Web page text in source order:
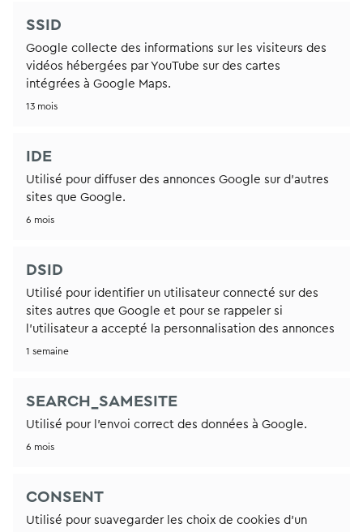
SSID
Google collecte des informations sur les visiteurs des
vidéos hébergées par YouTube sur des cartes
intégrées à Google Maps.
13 mois
IDE
Utilisé pour diffuser des annonces Google sur d'autres
sites que Google.
6 mois
DSID
Utilisé pour identifier un utilisateur connecté sur des
sites autres que Google et pour se rappeler si
l'utilisateur a accepté la personnalisation des annonces
1 semaine
SEARCH_SAMESITE
Utilisé pour l'envoi correct des données à Google.
6 mois
CONSENT
Utilisé pour suavegarder les choix de cookies d'un